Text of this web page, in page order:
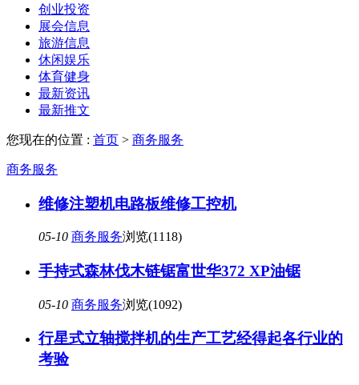
创业投资
展会信息
旅游信息
休闲娱乐
体育健身
最新资讯
最新推文
您现在的位置 : 首页 > 商务服务
商务服务
维修注塑机电路板维修工控机
05-10 商务服务浏览(1118)
手持式森林伐木链锯富世华372 XP油锯
05-10 商务服务浏览(1092)
行星式立轴搅拌机的生产工艺经得起各行业的
考验